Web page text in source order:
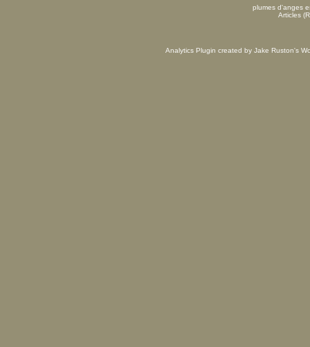
plumes d'anges
Articles
Analytics Plugin created by Jake Ruston's